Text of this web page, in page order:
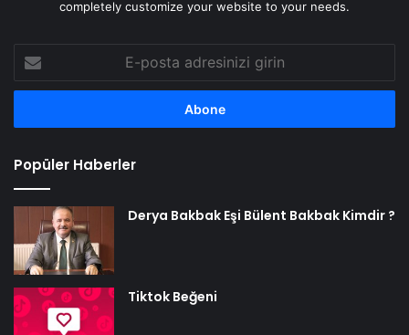
completely customize your website to your needs.
posta
adresinizi
Popüler Haberler
Derya Bakbak Eşi Bülent Bakbak Kimdir ?
Tiktok Beğeni